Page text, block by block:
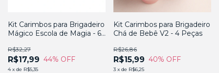
Kit Carimbos para Brigadeiro
Mágico Escola de Magia - 6
R$17,99
R$32,27
44% OFF
4 x de R$5,35
Kit Carimbos para Brigadeiro
Chá de Bebê V2 - 4 Peças
R$15,99
R$26,86
40% OFF
3 x de R$6,25